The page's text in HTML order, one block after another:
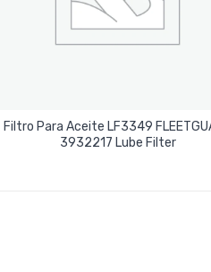
Filtro Para Aceite LF3349
3932217 Lube Filter
Leer Más